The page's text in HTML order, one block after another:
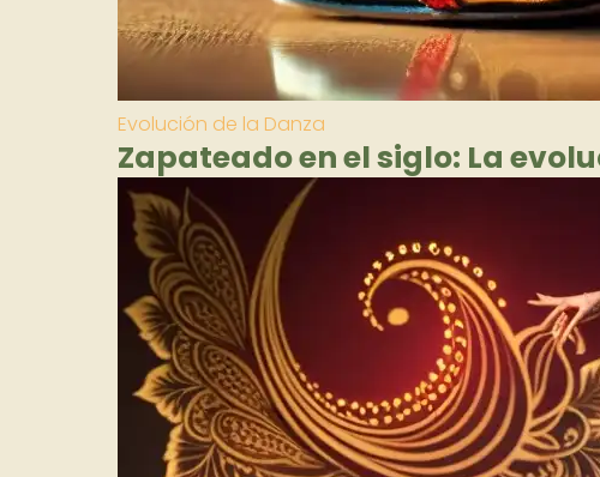
Evolución de la Danza
Zapateado en el siglo: La